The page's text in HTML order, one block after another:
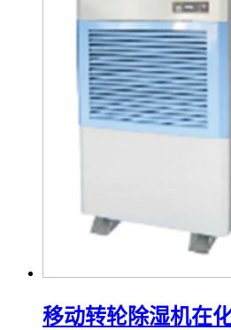
移动转轮除湿机在